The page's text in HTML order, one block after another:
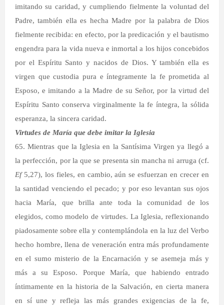
imitando su caridad, y cumpliendo fielmente la voluntad del
Padre, también ella es hecha Madre por la palabra de Dios
fielmente recibida: en efecto, por la predicación y el bautismo
engendra para la vida nueva e inmortal a los hijos concebidos
por el Espíritu Santo y nacidos de Dios. Y también ella es
virgen que custodia pura e íntegramente la fe prometida al
Esposo, e imitando a la Madre de su Señor, por la virtud del
Espíritu Santo conserva virginalmente la fe íntegra, la sólida
esperanza, la sincera caridad.
Virtudes de María que debe imitar la Iglesia
65. Mientras que la Iglesia en la Santísima Virgen ya llegó a
la perfección, por la que se presenta sin mancha ni arruga (cf.
Ef5,27), los fieles, en cambio, aún se esfuerzan en crecer en
la santidad venciendo el pecado; y por eso levantan sus ojos
hacia María, que brilla ante toda la comunidad de los
elegidos, como modelo de virtudes. La Iglesia, reflexionando
piadosamente sobre ella y contemplándola en la luz del Verbo
hecho hombre, llena de veneración entra más profundamente
en el sumo misterio de la Encarnación y se asemeja más y
más a su Esposo. Porque María, que habiendo entrado
íntimamente en la historia de la Salvación, en cierta manera
en sí une y refleja las más grandes exigencias de la fe,